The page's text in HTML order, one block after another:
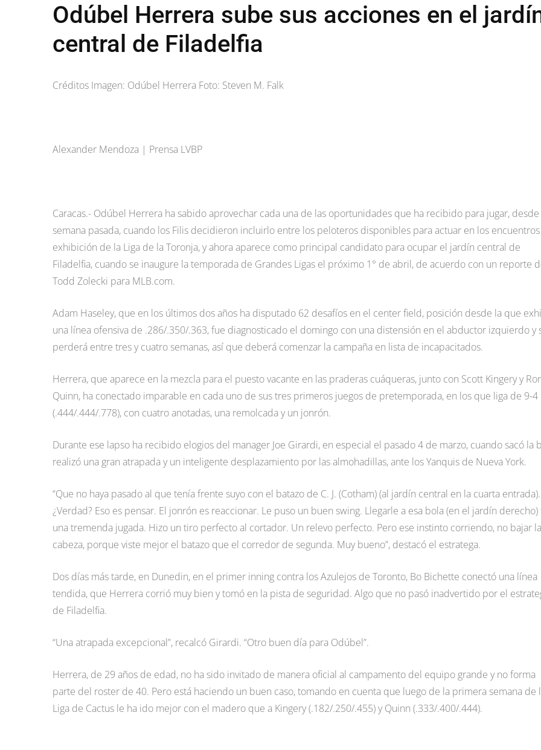
Odúbel Herrera sube sus acciones en el
central de Filadelfia
Créditos Imagen: Odúbel Herrera Foto: Steven M. Falk
Alexander Mendoza | Prensa LVBP
Caracas.- Odúbel Herrera ha sabido aprovechar cada una de las oportunidades que ha recibido para jugar,
semana pasada, cuando los Filis decidieron incluirlo entre los peloteros disponibles para actuar en los
exhibición de la Liga de la Toronja, y ahora aparece como principal candidato para ocupar el jardín central de
Filadelfia, cuando se inaugure la temporada de Grandes Ligas el próximo 1° de abril, de acuerdo con un reporte
Todd Zolecki para MLB.com.
Adam Haseley, que en los últimos dos años ha disputado 62 desafíos en el center field, posición desde la que
una línea ofensiva de .286/.350/.363, fue diagnosticado el domingo con una distensión en el abductor izquierdo y
perderá entre tres y cuatro semanas, así que deberá comenzar la campaña en lista de incapacitados.
Herrera, que aparece en la mezcla para el puesto vacante en las praderas cuáqueras, junto con Scott Kingery y
Quinn, ha conectado imparable en cada uno de sus tres primeros juegos de pretemporada, en los que liga de 9-4
(.444/.444/.778), con cuatro anotadas, una remolcada y un jonrón.
Durante ese lapso ha recibido elogios del manager Joe Girardi, en especial el pasado 4 de marzo, cuando sacó la
realizó una gran atrapada y un inteligente desplazamiento por las almohadillas, ante los Yanquis de Nueva York.
“Que no haya pasado al que tenía frente suyo con el batazo de C. J. (Cotham) (al jardín central en la cuarta entrada).
¿Verdad? Eso es pensar. El jonrón es reaccionar. Le puso un buen swing. Llegarle a esa bola (en el jardín derecho)
una tremenda jugada. Hizo un tiro perfecto al cortador. Un relevo perfecto. Pero ese instinto corriendo, no bajar la
cabeza, porque viste mejor el batazo que el corredor de segunda. Muy bueno”, destacó el estratega.
Dos días más tarde, en Dunedin, en el primer inning contra los Azulejos de Toronto, Bo Bichette conectó una línea
tendida, que Herrera corrió muy bien y tomó en la pista de seguridad. Algo que no pasó inadvertido por el
de Filadelfia.
“Una atrapada excepcional”, recalcó Girardi. “Otro buen día para Odúbel”.
Herrera, de 29 años de edad, no ha sido invitado de manera oficial al campamento del equipo grande y no forma
parte del roster de 40. Pero está haciendo un buen caso, tomando en cuenta que luego de la primera semana de
Liga de Cactus le ha ido mejor con el madero que a Kingery (.182/.250/.455) y Quinn (.333/.400/.444).